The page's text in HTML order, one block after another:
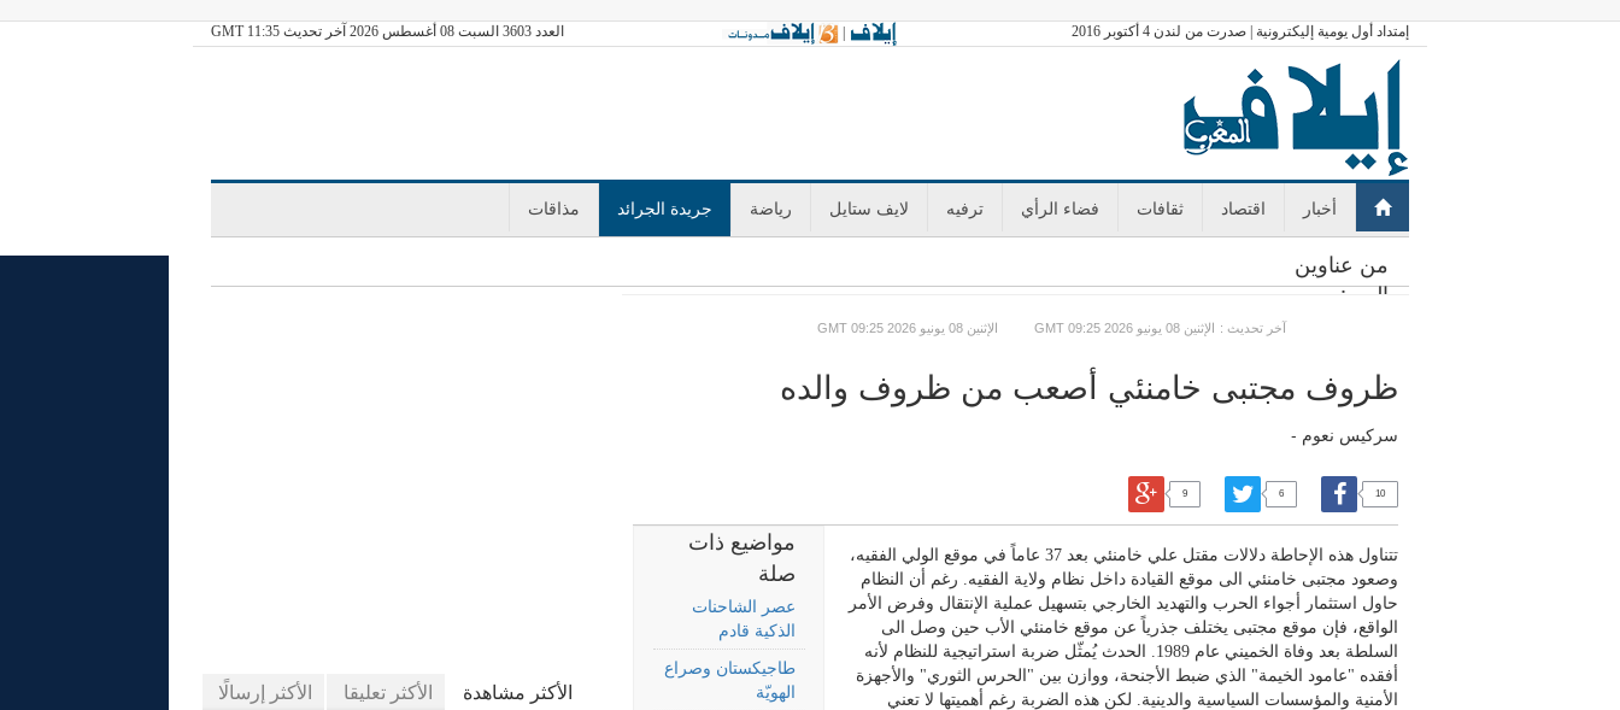
إمتداد أول يومية إليكترونية | صدرت من لندن 4 أكتوبر 2016 العدد 3603 السبت 08 أغسطس 2026 آخر تحديث GMT 11:35 |
أخبار اقتصاد ثقافات فضاء الرأي ترفيه لايف ستايل رياضة جريدة الجرائد مذاقات
من عناوين
اليوم:
GMT الإثنين 08 يونيو 2026 09:25 GMT الإثنين 08 يونيو 2026 09:25 : آخر تحديث
ظروف مجتبى خامنئي أصعب من ظروف والده
سركيس نعوم -
10
6
9
مواضيع ذات
صلة
عصر الشاحنات
الذكية قادم
طاجيكستان وصراع
الهويّة
تتناول هذه الإحاطة دلالات مقتل علي خامنئي بعد 37 عاماً في موقع الولي الفقيه،
وصعود مجتبى خامنئي الى موقع القيادة داخل نظام ولاية الفقيه. رغم أن النظام
حاول استثمار أجواء الحرب والتهديد الخارجي بتسهيل عملية الإنتقال وفرض الأمر
الواقع، فإن موقع مجتبى يختلف جذرياً عن موقع خامنئي الأب حين وصل الى
السلطة بعد وفاة الخميني عام 1989. الحدث يُمثّل ضربة استراتيجية للنظام لأنه
أفقده "عامود الخيمة" الذي ضبط الأجنحة، ووازن بين "الحرس الثوري" والأجهزة
الأمنية والمؤسسات السياسية والدينية. لكن هذه الضربة رغم أهميتها لا تعني
الأكثر مشاهدة الأكثر تعليقا الأكثر إرسالًا